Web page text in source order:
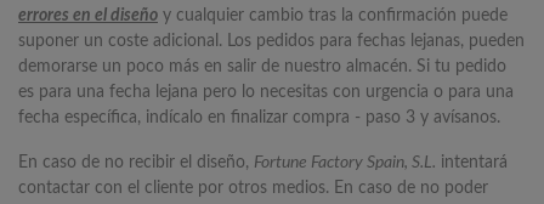
errores en el diseño y cualquier cambio tras la confirmación puede
suponer un coste adicional. Los pedidos para fechas lejanas, pueden
demorarse un poco más en salir de nuestro almacén. Si tu pedido
es para una fecha lejana pero lo necesitas con urgencia o para una
fecha específica, indícalo en finalizar compra - paso 3 y avísanos.
En caso de no recibir el diseño, Fortune Factory Spain, S.L. intentará
contactar con el cliente por otros medios. En caso de no poder